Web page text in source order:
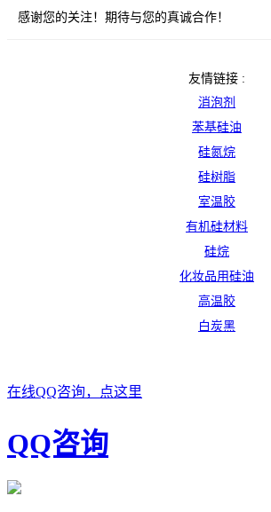
感谢您的关注！ 期待与您的真诚合作！
友情链接 :
消泡剂
苯基硅油
硅氮烷
硅树脂
室温胶
有机硅材料
硅烷
化妆品用硅油
高温胶
白炭黑
在线QQ咨询，点这里
QQ咨询